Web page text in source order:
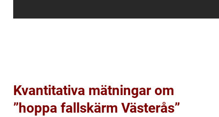
Kvantitativa mätningar om
”hoppa fallskärm Västerås”